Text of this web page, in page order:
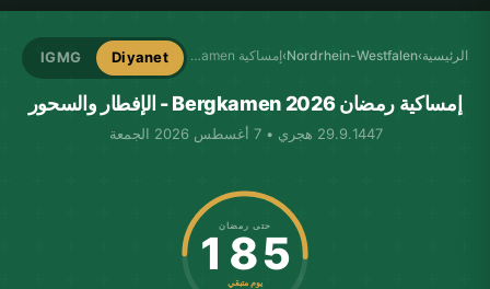
الرئيسية›
Nordrhein-Westfalen
› إمساكية Bergkamen Diyanet
IGMG
إمساكية رمضان Bergkamen 2026 - الإفطار والسحور
29.9.1447 هجري • 7 أغسطس 2026 الجمعة
حتى رمضان
185
يوم متبقي